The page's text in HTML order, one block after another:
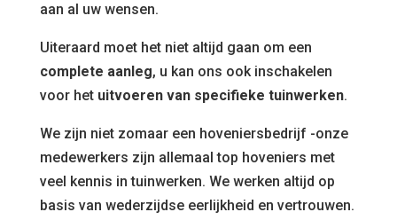
aan al uw wensen.
Uiteraard moet het niet altijd gaan om een
complete aanleg, u kan ons ook inschakelen
voor het uitvoeren van specifieke tuinwerken.
We zijn niet zomaar een hoveniersbedrijf -onze
medewerkers zijn allemaal top hoveniers met
veel kennis in tuinwerken. We werken altijd op
basis van wederzijdse eerlijkheid en vertrouwen.